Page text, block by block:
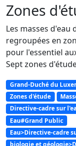
Zones
Les masses
regroupées en
pour l'essentiel
Sept zones
Grand-Duché du
Zones d'étude
Directive-cadre sur
Eau#Grand Public
Eau>Directive-cadre
biologie et